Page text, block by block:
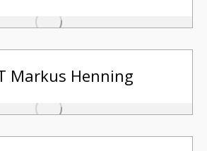
Markus Henning